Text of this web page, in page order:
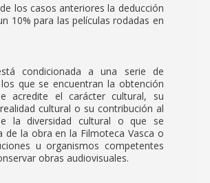
los casos anteriores la deducción
10% para las películas rodadas en
condicionada a una serie de
que se encuentran la obtención
acredite el carácter cultural, su
cultural o su contribución al
la diversidad cultural o que se
de la obra en la Filmoteca Vasca o
u organismos competentes
obras audiovisuales.